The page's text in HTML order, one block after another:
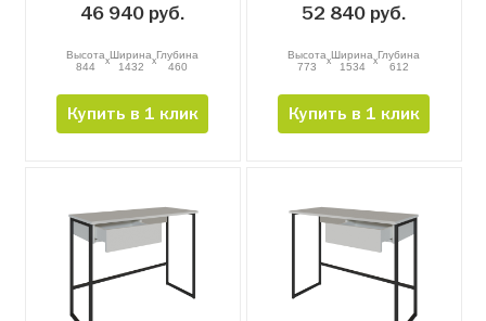
46 940 руб.
Высота
844
xШирина
1432
xГлубина
460
Купить в 1 клик
52 840 руб.
Высота
773
xШирина
1534
xГлубина
612
Купить в 1 клик